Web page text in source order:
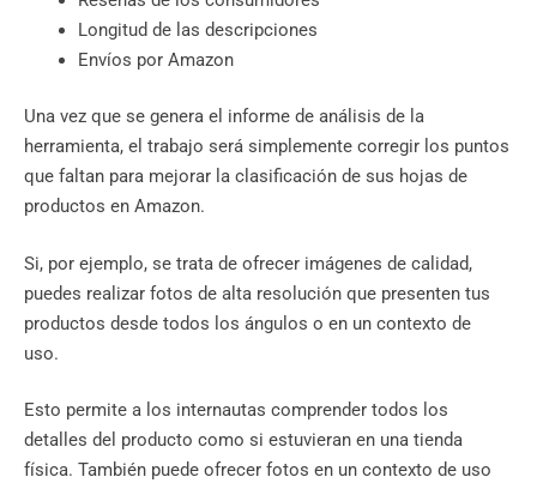
Longitud de las descripciones
Envíos por Amazon
Una vez que se genera el informe de análisis de la
herramienta, el trabajo será simplemente corregir los puntos
que faltan para mejorar la clasificación de sus hojas de
productos en Amazon.
Si, por ejemplo, se trata de ofrecer imágenes de calidad,
puedes realizar fotos de alta resolución que presenten tus
productos desde todos los ángulos o en un contexto de
uso.
Esto permite a los internautas comprender todos los
detalles del producto como si estuvieran en una tienda
física. También puede ofrecer fotos en un contexto de uso